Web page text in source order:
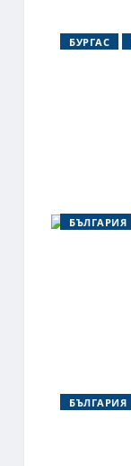
БУРГАС
БЪЛГАРИЯ
БЪЛГАРИЯ